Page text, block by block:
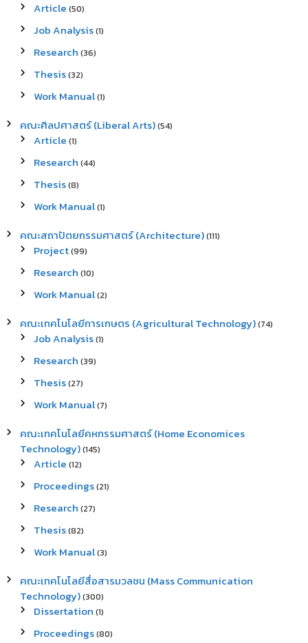
Article (50)
Job Analysis(1)
Research (36)
Thesis(32)
Work Manual(1)
คณะศิลปศาสตร์ (Liberal Arts)(54)
Article (1)
Research (44)
Thesis(8)
Work Manual(1)
คณะสถาปัตยกรรมศาสตร์ (Architecture)(111)
Project(99)
Research (10)
Work Manual(2)
คณะเทคโนโลยีการเกษตร (Agricultural Technology)(74)
Job Analysis(1)
Research (39)
Thesis(27)
Work Manual(7)
คณะเทคโนโลยีคหกรรมศาสตร์ (Home Economices
Technology)(145)
Article (12)
Proceedings(21)
Research (27)
Thesis(82)
Work Manual(3)
คณะเทคโนโลยีสื่อสารมวลชน (Mass Communication
Technology)(300)
Dissertation (1)
Proceedings(80)